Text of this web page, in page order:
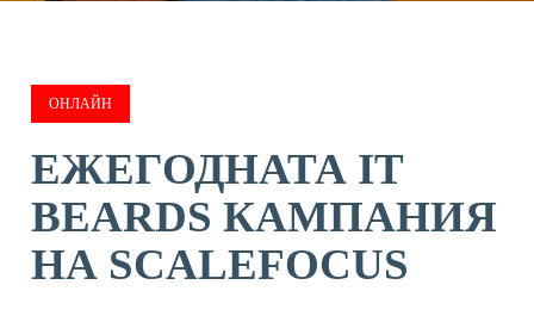
ОНЛАЙН
ЕЖЕГОДНАТА IT
BEARDS КАМПАНИЯ
НА SCALEFOCUS